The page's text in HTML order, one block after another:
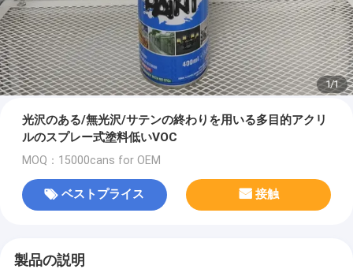
1/1
光沢のある/無光沢/サテンの終わりを用いる多目的アクリ
ルのスプレー式塗料低いVOC
MOQ：15000cans for OEM
ベストプライス 接触
製品の説明